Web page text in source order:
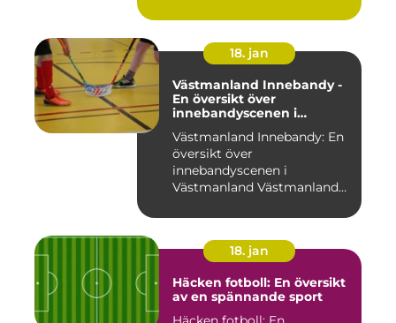
18. jan
Västmanland Innebandy -
En översikt över
innebandyscenen i
Västmanland Innebandy: En
översikt över
innebandyscenen i
Västmanland Västmanland
18. jan
Häcken fotboll: En översikt
av en spännande sport